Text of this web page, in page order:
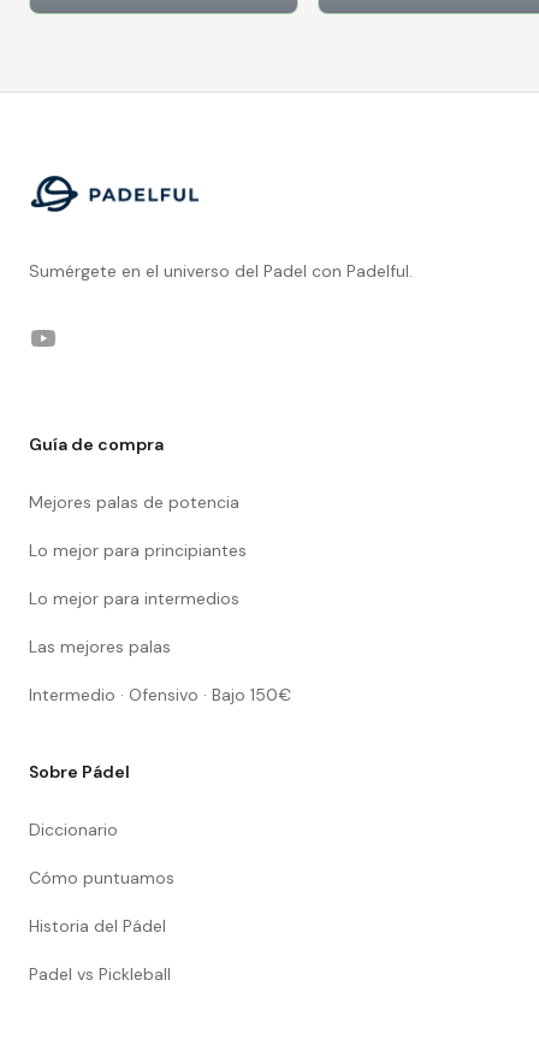
Sumérgete en el universo del Padel con Padelful.
YouTube
Guía de compra
Mejores palas de potencia
Lo mejor para principiantes
Lo mejor para intermedios
Las mejores palas
Intermedio · Ofensivo · Bajo 150€
Sobre Pádel
Diccionario
Cómo puntuamos
Historia del Pádel
Padel vs Pickleball